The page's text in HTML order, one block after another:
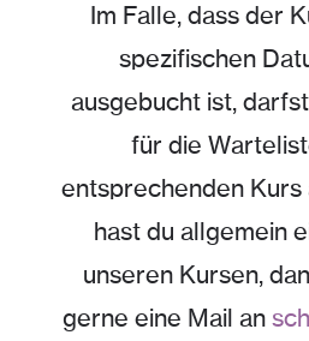
Im Falle, dass der
spezifischen
ausgebucht ist,
für die
entsprechenden Kurs
hast du allgemein
unseren Kursen,
gerne eine Mail an
KONTAKT